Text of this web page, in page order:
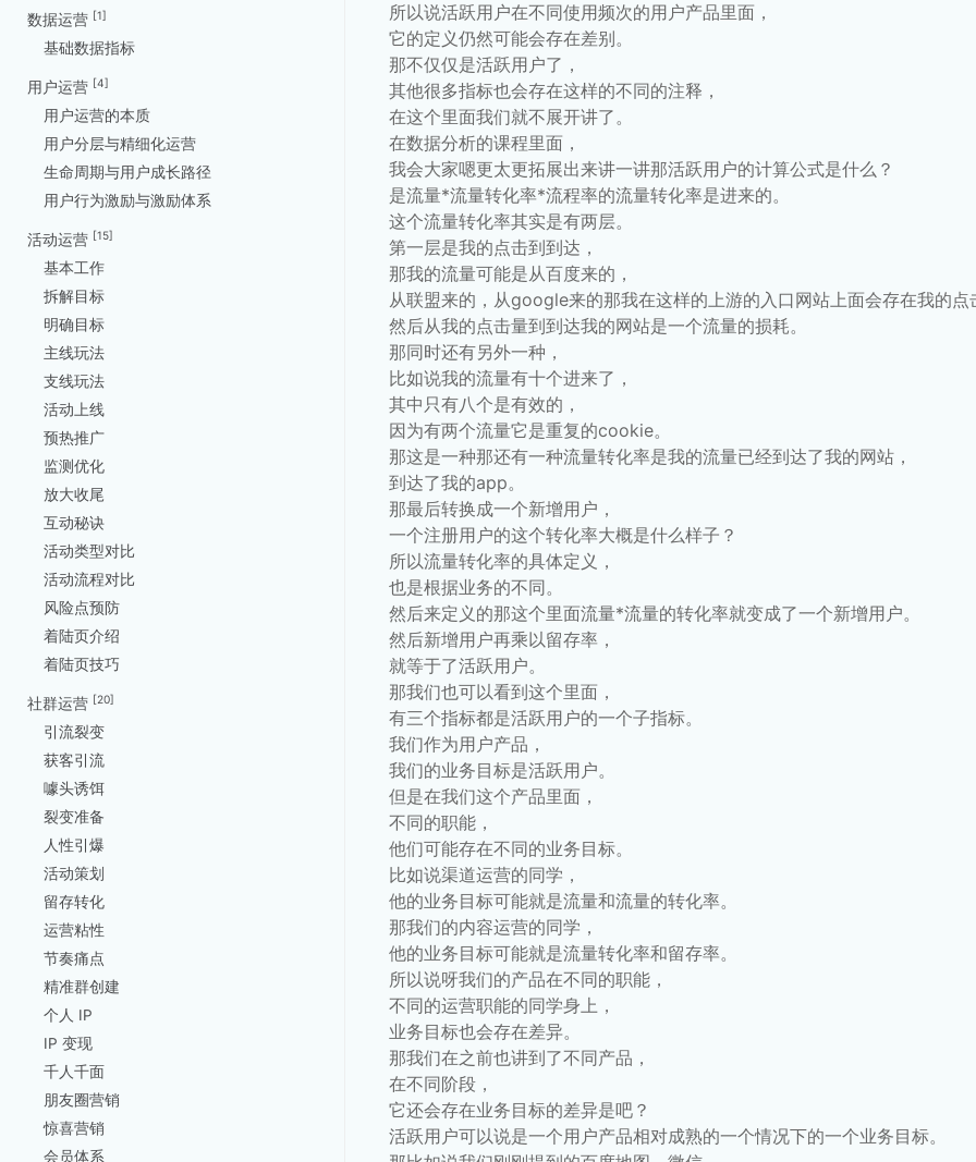
数据运营 [1]
基础数据指标
用户运营 [4]
用户运营的本质
用户分层与精细化运营
生命周期与用户成长路径
用户行为激励与激励体系
活动运营 [15]
基本工作
拆解目标
明确目标
主线玩法
支线玩法
活动上线
预热推广
监测优化
放大收尾
互动秘诀
活动类型对比
活动流程对比
风险点预防
着陆页介绍
着陆页技巧
社群运营 [20]
引流裂变
获客引流
噱头诱饵
裂变准备
人性引爆
活动策划
留存转化
运营粘性
节奏痛点
精准群创建
个人 IP
IP 变现
千人千面
朋友圈营销
惊喜营销
会员体系
所以说活跃用户在不同使用频次的用户产品里面，
它的定义仍然可能会存在差别。
那不仅仅是活跃用户了，
其他很多指标也会存在这样的不同的注释，
在这个里面我们就不展开讲了。
在数据分析的课程里面，
我会大家嗯更太更拓展出来讲一讲那活跃用户的计算公式是什么？
是流量*流量转化率*流程率的流量转化率是进来的。
这个流量转化率其实是有两层。
第一层是我的点击到到达，
那我的流量可能是从百度来的，
从联盟来的，从google来的那我在这样的上游的入口网站上面会存在我的点
然后从我的点击量到到达我的网站是一个流量的损耗。
那同时还有另外一种，
比如说我的流量有十个进来了，
其中只有八个是有效的，
因为有两个流量它是重复的cookie。
那这是一种那还有一种流量转化率是我的流量已经到达了我的网站，
到达了我的app。
那最后转换成一个新增用户，
一个注册用户的这个转化率大概是什么样子？
所以流量转化率的具体定义，
也是根据业务的不同。
然后来定义的那这个里面流量*流量的转化率就变成了一个新增用户。
然后新增用户再乘以留存率，
就等于了活跃用户。
那我们也可以看到这个里面，
有三个指标都是活跃用户的一个子指标。
我们作为用户产品，
我们的业务目标是活跃用户。
但是在我们这个产品里面，
不同的职能，
他们可能存在不同的业务目标。
比如说渠道运营的同学，
他的业务目标可能就是流量和流量的转化率。
那我们的内容运营的同学，
他的业务目标可能就是流量转化率和留存率。
所以说呀我们的产品在不同的职能，
不同的运营职能的同学身上，
业务目标也会存在差异。
那我们在之前也讲到了不同产品，
在不同阶段，
它还会存在业务目标的差异是吧？
活跃用户可以说是一个用户产品相对成熟的一个情况下的一个业务目标。